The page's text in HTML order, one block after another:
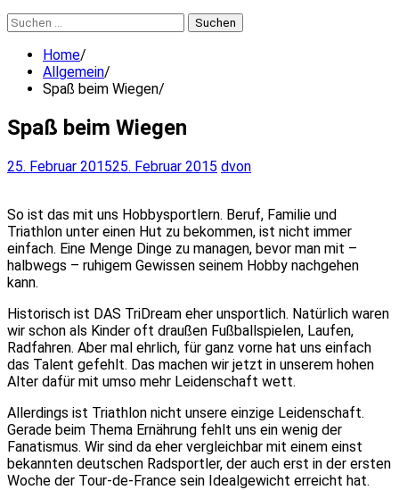
Suchen
nach:
Home
Allgemein
Spaß beim Wiegen
Spaß beim Wiegen
25. Februar 201525. Februar 2015 dvon
So ist das mit uns Hobbysportlern. Beruf, Familie und
Triathlon unter einen Hut zu bekommen, ist nicht immer
einfach. Eine Menge Dinge zu managen, bevor man mit –
halbwegs – ruhigem Gewissen seinem Hobby nachgehen
kann.
Historisch ist DAS TriDream eher unsportlich. Natürlich waren
wir schon als Kinder oft draußen Fußballspielen, Laufen,
Radfahren. Aber mal ehrlich, für ganz vorne hat uns einfach
das Talent gefehlt. Das machen wir jetzt in unserem hohen
Alter dafür mit umso mehr Leidenschaft wett.
Allerdings ist Triathlon nicht unsere einzige Leidenschaft.
Gerade beim Thema Ernährung fehlt uns ein wenig der
Fanatismus. Wir sind da eher vergleichbar mit einem einst
bekannten deutschen Radsportler, der auch erst in der ersten
Woche der Tour-de-France sein Idealgewicht erreicht hat.